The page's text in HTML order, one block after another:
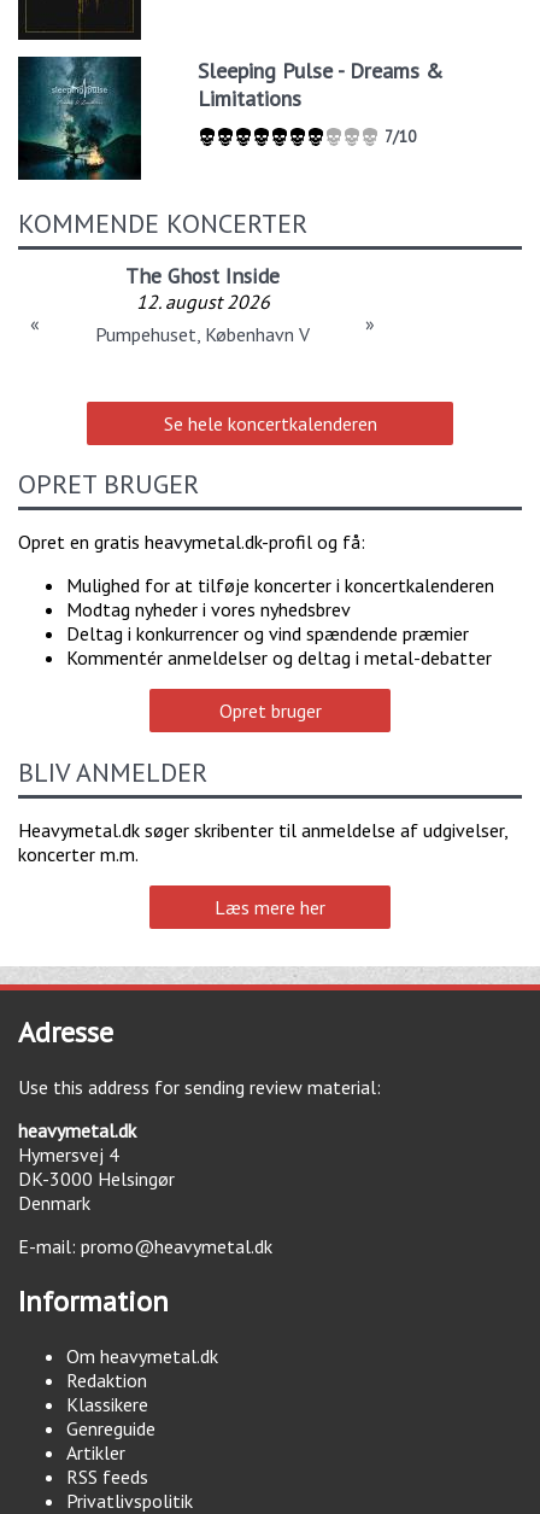
Sleeping Pulse - Dreams &
Limitations
7/10
KOMMENDE KONCERTER
The Ghost Inside
12. august 2026
Pumpehuset, København V
« »
Se hele koncertkalenderen
OPRET BRUGER
Opret en gratis heavymetal.dk-profil og få:
Mulighed for at tilføje koncerter i koncertkalenderen
Modtag nyheder i vores nyhedsbrev
Deltag i konkurrencer og vind spændende præmier
Kommentér anmeldelser og deltag i metal-debatter
Opret bruger
BLIV ANMELDER
Heavymetal.dk søger skribenter til anmeldelse af udgivelser,
koncerter m.m.
Læs mere her
Adresse
Use this address for sending review material:
heavymetal.dk
Hymersvej 4
DK-3000 Helsingør
Denmark
E-mail: promo@heavymetal.dk
Information
Om heavymetal.dk
Redaktion
Klassikere
Genreguide
Artikler
RSS feeds
Privatlivspolitik